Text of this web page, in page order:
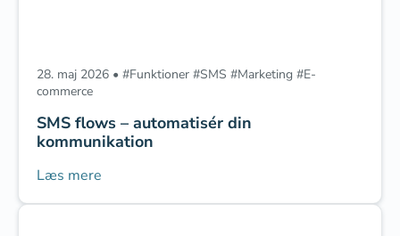
28. maj 2026 • #Funktioner #SMS #Marketing #E-
commerce
SMS flows – automatisér din
kommunikation
Læs mere